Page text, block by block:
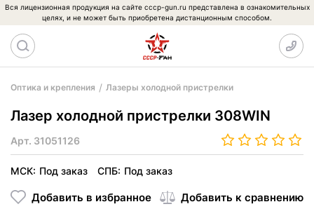
Вся лицензионная продукция на сайте cccp-gun.ru представлена в ознакомительных
целях, и не может быть приобретена дистанционным способом.
Оптика и крепления Лазеры холодной пристрелки
Лазер холодной пристрелки 308WIN
Арт. 31051126
МСК: Под заказ СПБ: Под заказ
Добавить в избранное Добавить к сравнению